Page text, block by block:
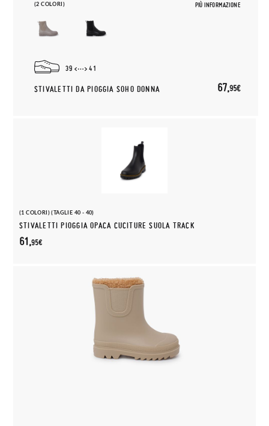
(2 COLORI) PIÙ INFORMAZIONE
39 41
STIVALETTI DA PIOGGIA SOHO DONNA 67,95€
(1 COLORI) (TAGLIE 40 - 40)
STIVALETTI PIOGGIA OPACA CUCITURE SUOLA TRACK
61,95€